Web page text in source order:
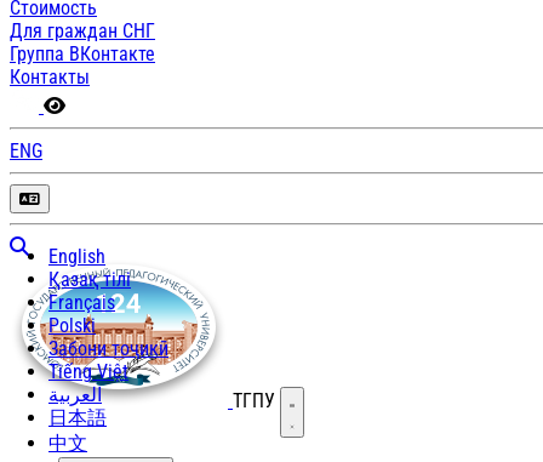
Стоимость
Для граждан СНГ
Группа ВКонтакте
Контакты
ENG
English
Қазақ тілі
Français
Polski
Забони тоҷикӣ
Tiếng Việt
العربية
日本語
中文
ТГПУ Открыть меню